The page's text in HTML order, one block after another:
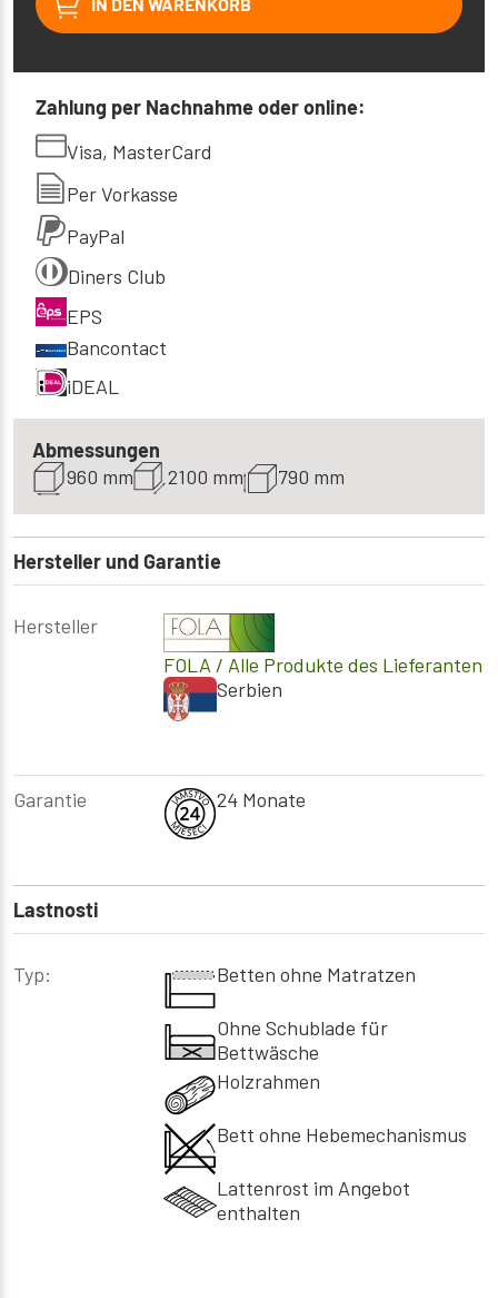
IN DEN WARENKORB
Zahlung per Nachnahme oder online:
Visa, MasterCard
Per Vorkasse
PayPal
Diners Club
EPS
Bancontact
iDEAL
Abmessungen
960 mm
2100 mm 790 mm
Hersteller und Garantie
Hersteller
FOLA / Alle Produkte des Lieferanten
Serbien
Garantie 24 Monate
Lastnosti
Typ: Betten ohne Matratzen
Ohne Schublade für
Bettwäsche
Holzrahmen
Bett ohne Hebemechanismus
Lattenrost im Angebot
enthalten